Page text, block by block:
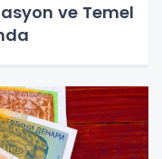
ve Temel